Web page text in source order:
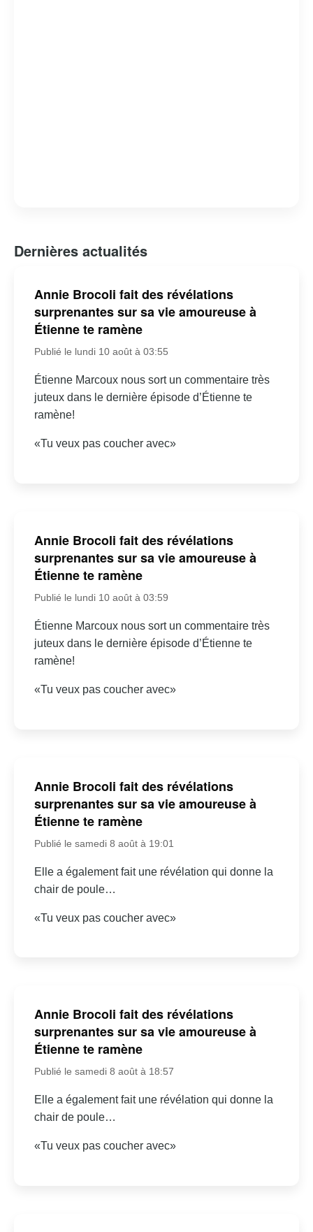
Dernières actualités
Annie Brocoli fait des révélations
surprenantes sur sa vie amoureuse à
Étienne te ramène
Publié le lundi 10 août à 03:55
Étienne Marcoux nous sort un commentaire très
juteux dans le dernière épisode d’Étienne te
ramène!
«Tu veux pas coucher avec»
Annie Brocoli fait des révélations
surprenantes sur sa vie amoureuse à
Étienne te ramène
Publié le lundi 10 août à 03:59
Étienne Marcoux nous sort un commentaire très
juteux dans le dernière épisode d’Étienne te
ramène!
«Tu veux pas coucher avec»
Annie Brocoli fait des révélations
surprenantes sur sa vie amoureuse à
Étienne te ramène
Publié le samedi 8 août à 19:01
Elle a également fait une révélation qui donne la
chair de poule…
«Tu veux pas coucher avec»
Annie Brocoli fait des révélations
surprenantes sur sa vie amoureuse à
Étienne te ramène
Publié le samedi 8 août à 18:57
Elle a également fait une révélation qui donne la
chair de poule…
«Tu veux pas coucher avec»